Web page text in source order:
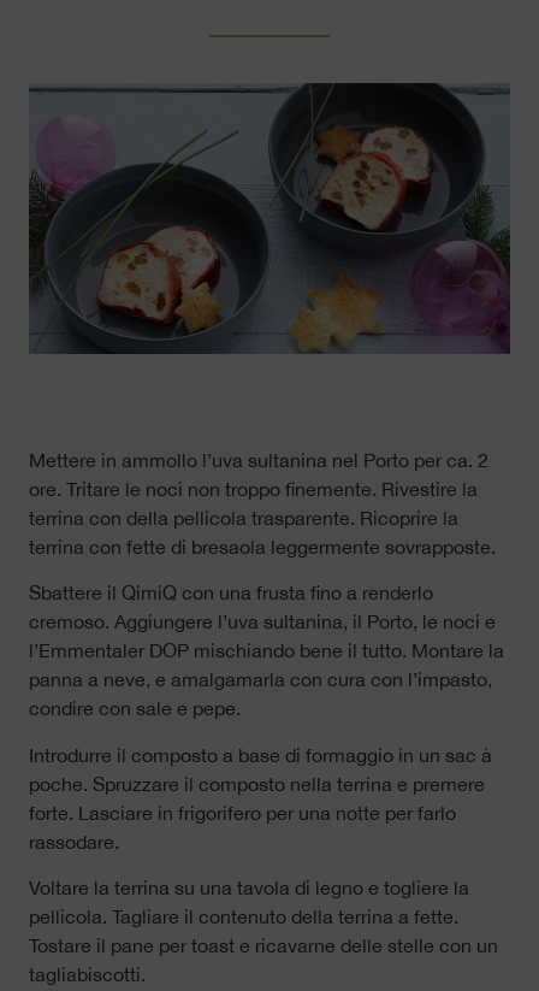
Mettere in ammollo l’uva sultanina nel Porto per ca. 2
ore. Tritare le noci non troppo finemente. Rivestire la
terrina con della pellicola trasparente. Ricoprire la
terrina con fette di bresaola leggermente sovrapposte.
Sbattere il QimiQ con una frusta fino a renderlo
cremoso. Aggiungere l’uva sultanina, il Porto, le noci e
l’Emmentaler DOP mischiando bene il tutto. Montare la
panna a neve, e amalgamarla con cura con l’impasto,
condire con sale e pepe.
Introdurre il composto a base di formaggio in un sac à
poche. Spruzzare il composto nella terrina e premere
forte. Lasciare in frigorifero per una notte per farlo
rassodare.
Voltare la terrina su una tavola di legno e togliere la
pellicola. Tagliare il contenuto della terrina a fette.
Tostare il pane per toast e ricavarne delle stelle con un
tagliabiscotti.